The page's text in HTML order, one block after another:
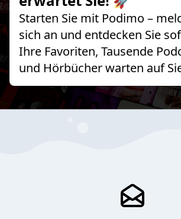
Starten Sie mit Podimo –
sich an und entdecken Sie
Ihre Favoriten, Tausende
und Hörbücher warten auf